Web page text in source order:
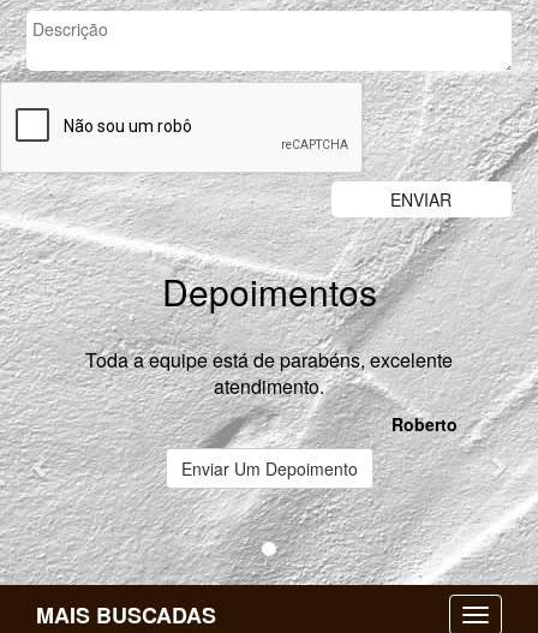
Depoimentos
Toda a equipe está de parabéns, excelente
atendimento.
Roberto
Previous
Enviar Um Depoimento
MAIS BUSCADAS